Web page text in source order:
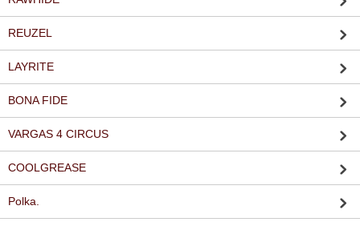
REUZEL
LAYRITE
BONA FIDE
VARGAS 4 CIRCUS
COOLGREASE
Polka.